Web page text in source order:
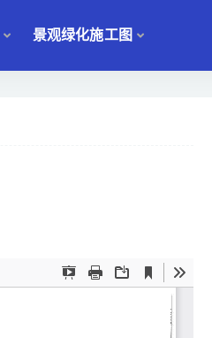
景观绿化施工图